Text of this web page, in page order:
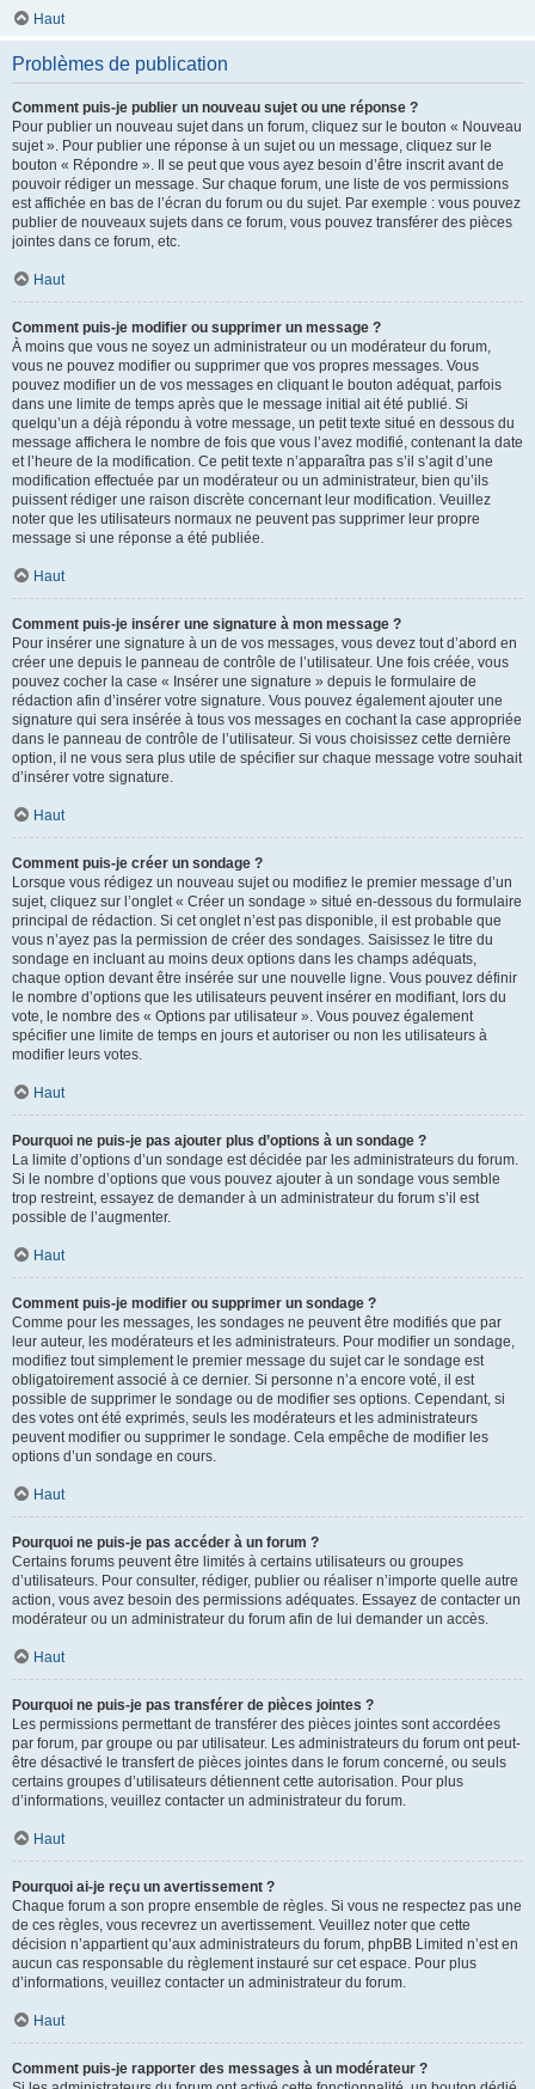
Haut
Problèmes de publication
Comment puis-je publier un nouveau sujet ou une réponse ?
Pour publier un nouveau sujet dans un forum, cliquez sur le bouton « Nouveau
sujet ». Pour publier une réponse à un sujet ou un message, cliquez sur le
bouton « Répondre ». Il se peut que vous ayez besoin d’être inscrit avant de
pouvoir rédiger un message. Sur chaque forum, une liste de vos permissions
est affichée en bas de l’écran du forum ou du sujet. Par exemple : vous pouvez
publier de nouveaux sujets dans ce forum, vous pouvez transférer des pièces
jointes dans ce forum, etc.
Haut
Comment puis-je modifier ou supprimer un message ?
À moins que vous ne soyez un administrateur ou un modérateur du forum,
vous ne pouvez modifier ou supprimer que vos propres messages. Vous
pouvez modifier un de vos messages en cliquant le bouton adéquat, parfois
dans une limite de temps après que le message initial ait été publié. Si
quelqu’un a déjà répondu à votre message, un petit texte situé en dessous du
message affichera le nombre de fois que vous l’avez modifié, contenant la date
et l’heure de la modification. Ce petit texte n’apparaîtra pas s’il s’agit d’une
modification effectuée par un modérateur ou un administrateur, bien qu’ils
puissent rédiger une raison discrète concernant leur modification. Veuillez
noter que les utilisateurs normaux ne peuvent pas supprimer leur propre
message si une réponse a été publiée.
Haut
Comment puis-je insérer une signature à mon message ?
Pour insérer une signature à un de vos messages, vous devez tout d’abord en
créer une depuis le panneau de contrôle de l’utilisateur. Une fois créée, vous
pouvez cocher la case « Insérer une signature » depuis le formulaire de
rédaction afin d’insérer votre signature. Vous pouvez également ajouter une
signature qui sera insérée à tous vos messages en cochant la case appropriée
dans le panneau de contrôle de l’utilisateur. Si vous choisissez cette dernière
option, il ne vous sera plus utile de spécifier sur chaque message votre souhait
d’insérer votre signature.
Haut
Comment puis-je créer un sondage ?
Lorsque vous rédigez un nouveau sujet ou modifiez le premier message d’un
sujet, cliquez sur l’onglet « Créer un sondage » situé en-dessous du formulaire
principal de rédaction. Si cet onglet n’est pas disponible, il est probable que
vous n’ayez pas la permission de créer des sondages. Saisissez le titre du
sondage en incluant au moins deux options dans les champs adéquats,
chaque option devant être insérée sur une nouvelle ligne. Vous pouvez définir
le nombre d’options que les utilisateurs peuvent insérer en modifiant, lors du
vote, le nombre des « Options par utilisateur ». Vous pouvez également
spécifier une limite de temps en jours et autoriser ou non les utilisateurs à
modifier leurs votes.
Haut
Pourquoi ne puis-je pas ajouter plus d’options à un sondage ?
La limite d’options d’un sondage est décidée par les administrateurs du forum.
Si le nombre d’options que vous pouvez ajouter à un sondage vous semble
trop restreint, essayez de demander à un administrateur du forum s’il est
possible de l’augmenter.
Haut
Comment puis-je modifier ou supprimer un sondage ?
Comme pour les messages, les sondages ne peuvent être modifiés que par
leur auteur, les modérateurs et les administrateurs. Pour modifier un sondage,
modifiez tout simplement le premier message du sujet car le sondage est
obligatoirement associé à ce dernier. Si personne n’a encore voté, il est
possible de supprimer le sondage ou de modifier ses options. Cependant, si
des votes ont été exprimés, seuls les modérateurs et les administrateurs
peuvent modifier ou supprimer le sondage. Cela empêche de modifier les
options d’un sondage en cours.
Haut
Pourquoi ne puis-je pas accéder à un forum ?
Certains forums peuvent être limités à certains utilisateurs ou groupes
d’utilisateurs. Pour consulter, rédiger, publier ou réaliser n’importe quelle autre
action, vous avez besoin des permissions adéquates. Essayez de contacter un
modérateur ou un administrateur du forum afin de lui demander un accès.
Haut
Pourquoi ne puis-je pas transférer de pièces jointes ?
Les permissions permettant de transférer des pièces jointes sont accordées
par forum, par groupe ou par utilisateur. Les administrateurs du forum ont peut-
être désactivé le transfert de pièces jointes dans le forum concerné, ou seuls
certains groupes d’utilisateurs détiennent cette autorisation. Pour plus
d’informations, veuillez contacter un administrateur du forum.
Haut
Pourquoi ai-je reçu un avertissement ?
Chaque forum a son propre ensemble de règles. Si vous ne respectez pas une
de ces règles, vous recevrez un avertissement. Veuillez noter que cette
décision n’appartient qu’aux administrateurs du forum, phpBB Limited n’est en
aucun cas responsable du règlement instauré sur cet espace. Pour plus
d’informations, veuillez contacter un administrateur du forum.
Haut
Comment puis-je rapporter des messages à un modérateur ?